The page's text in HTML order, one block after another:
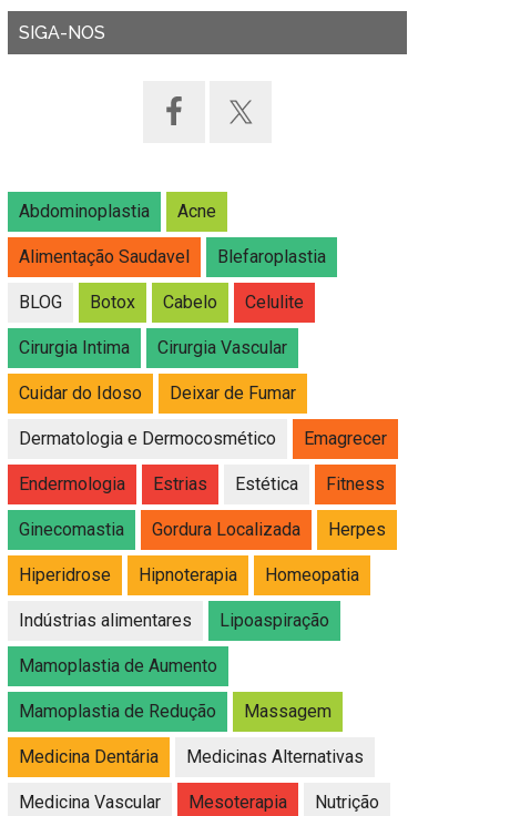
SIGA-NOS
Abdominoplastia Acne
Alimentação Saudavel Blefaroplastia
BLOG Botox Cabelo Celulite
Cirurgia Intima Cirurgia Vascular
Cuidar do Idoso Deixar de Fumar
Dermatologia e Dermocosmético Emagrecer
Endermologia Estrias Estética Fitness
Ginecomastia Gordura Localizada Herpes
Hiperidrose Hipnoterapia Homeopatia
Indústrias alimentares Lipoaspiração
Mamoplastia de Aumento
Mamoplastia de Redução Massagem
Medicina Dentária Medicinas Alternativas
Medicina Vascular Mesoterapia Nutrição